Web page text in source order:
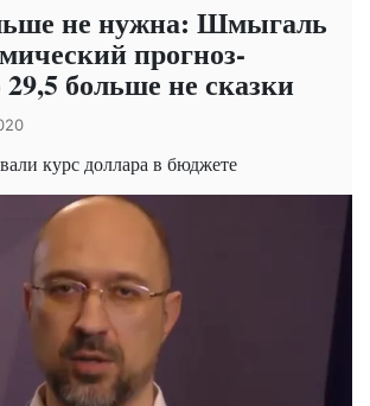
не нужна: Шмыгаль
прогноз-
больше не сказки
курс доллара в бюджете